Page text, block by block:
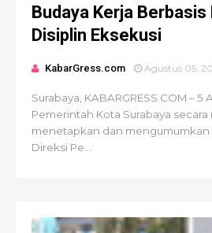
Budaya Kerja Berbasis
Disiplin Eksekusi
KabarGress.com Agustus 05,
Surabaya, KABARGRESS.COM – 5
Pemerintah Kota Surabaya secara
menetapkan dan mengumumkan
Direksi Pe...